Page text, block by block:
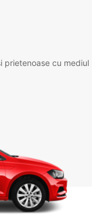
prietenoase cu mediul